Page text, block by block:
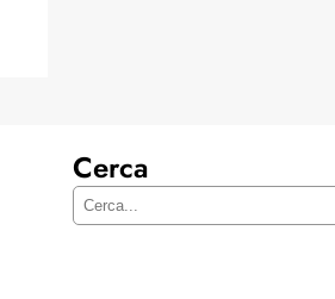
Cerca
C